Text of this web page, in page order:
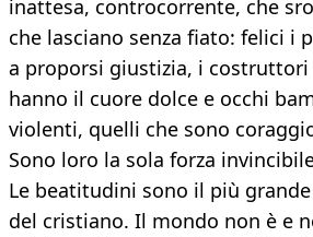
inattesa, controcorrente, che
che lasciano senza fiato: felici i
a proporsi giustizia, i costruttori
hanno il cuore dolce e occhi
violenti, quelli che sono
Sono loro la sola forza
Le beatitudini sono il più
del cristiano. Il mondo non è e